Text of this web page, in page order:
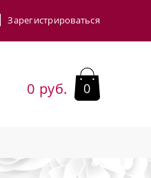
Зарегистрироваться
0 руб. 0